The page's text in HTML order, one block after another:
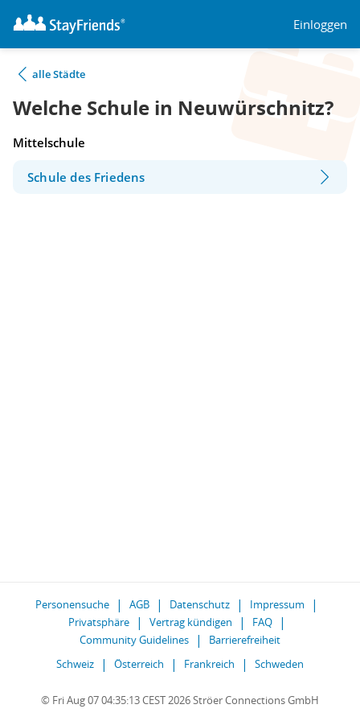
Einloggen
alle Städte
Welche Schule in Neuwürschnitz?
Mittelschule
Schule des Friedens
Personensuche AGB Datenschutz
Impressum
Privatsphäre
Vertrag kündigen
FAQ
Community Guidelines
Barrierefreiheit
Schweiz
Österreich Frankreich Schweden
© Fri Aug 07 04:35:13 CEST 2026 Ströer Connections GmbH